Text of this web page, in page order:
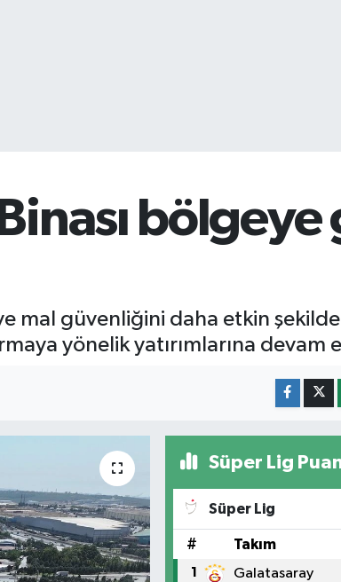
bölgeye
mal güvenliğini daha etkin
yönelik yatırımlarına devam
Süper Lig
Süper Lig
# Takım
1 Galatasaray